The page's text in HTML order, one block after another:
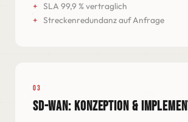
SLA 99,9 % vertraglich
Streckenredundanz auf Anfrage
03
SD-WAN: KONZEPTION &